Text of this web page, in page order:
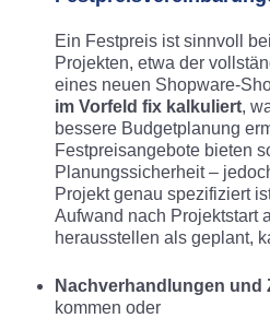
Ein Festpreis ist sinnvoll
Projekten, etwa der
eines neuen Shopware-
im Vorfeld fix kalkuliert,
bessere Budgetplanung
Festpreisangebote bieten
Planungssicherheit –
Projekt genau spezifiziert
Aufwand nach Projektstart
herausstellen als geplant,
Nachverhandlungen und
kommen oder